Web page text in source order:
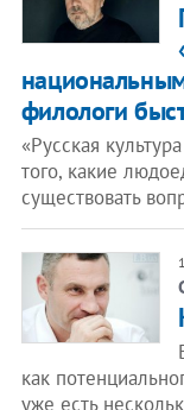
филологи
«Русская
того, какие
существовать
как
уже есть